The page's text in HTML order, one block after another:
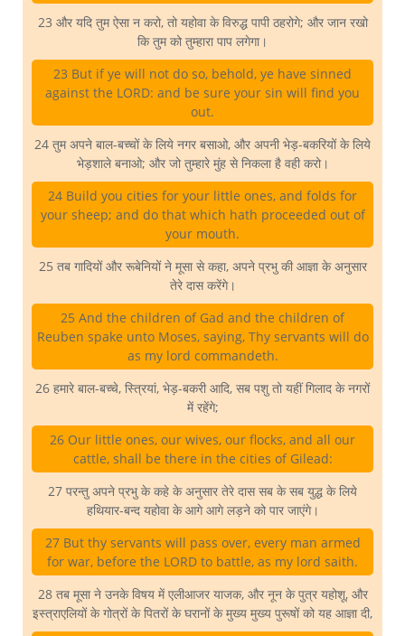
23 और यदि तुम ऐसा न करो, तो यहोवा के विरुद्ध पापी ठहरोगे; और जान रखो
कि तुम को तुम्हारा पाप लगेगा।
23 But if ye will not do so, behold, ye have sinned
against the LORD: and be sure your sin will find you
out.
24 तुम अपने बाल-बच्चों के लिये नगर बसाओ, और अपनी भेड़-बकरियों के लिये
भेड़शाले बनाओ; और जो तुम्हारे मुंह से निकला है वही करो।
24 Build you cities for your little ones, and folds for
your sheep; and do that which hath proceeded out of
your mouth.
25 तब गादियों और रूबेनियों ने मूसा से कहा, अपने प्रभु की आज्ञा के अनुसार
तेरे दास करेंगे।
25 And the children of Gad and the children of
Reuben spake unto Moses, saying, Thy servants will do
as my lord commandeth.
26 हमारे बाल-बच्चे, स्त्रियां, भेड़-बकरी आदि, सब पशु तो यहीं गिलाद के नगरों
में रहेंगे;
26 Our little ones, our wives, our flocks, and all our
cattle, shall be there in the cities of Gilead:
27 परन्तु अपने प्रभु के कहे के अनुसार तेरे दास सब के सब युद्ध के लिये
हथियार-बन्द यहोवा के आगे आगे लड़ने को पार जाएंगे।
27 But thy servants will pass over, every man armed
for war, before the LORD to battle, as my lord saith.
28 तब मूसा ने उनके विषय में एलीआजर याजक, और नून के पुत्र यहोशू, और
इस्त्राएलियों के गोत्रों के पितरों के घरानों के मुख्य मुख्य पुरूषों को यह आज्ञा दी,